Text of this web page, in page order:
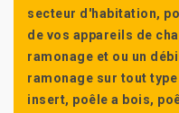
secteur d'habitation,
de vos appareils de
ramonage et ou un
ramonage sur tout
insert, poêle a bois,